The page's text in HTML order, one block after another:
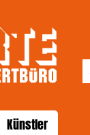
Künstler